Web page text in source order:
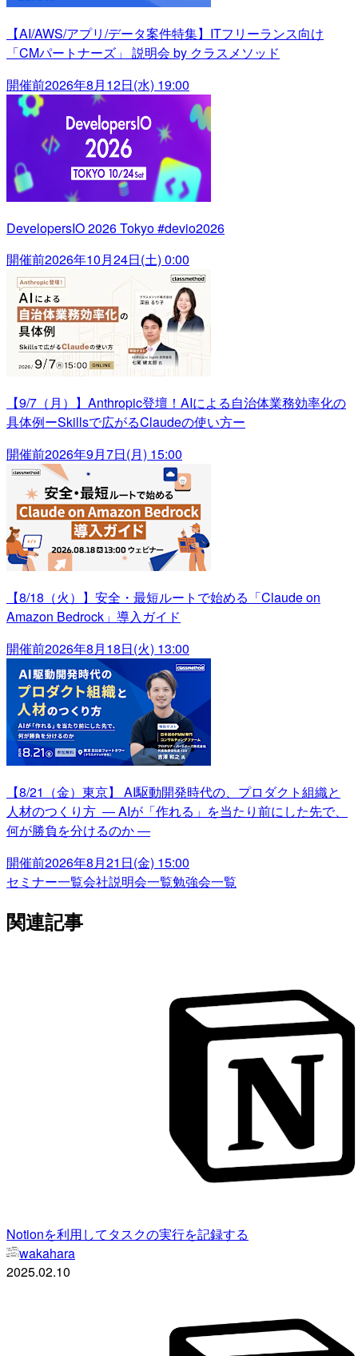
【AI/AWS/アプリ/データ案件特集】ITフリーランス向け
「CMパートナーズ」 説明会 by クラスメソッド
開催前2026年8月12日(水) 19:00
DevelopersIO 2026 Tokyo #devio2026
開催前2026年10月24日(土) 0:00
【9/7（月）】Anthropic登壇！AIによる自治体業務効率化の
具体例ーSkillsで広がるClaudeの使い方ー
開催前2026年9月7日(月) 15:00
【8/18（火）】安全・最短ルートで始める「Claude on
Amazon Bedrock」導入ガイド
開催前2026年8月18日(火) 13:00
【8/21（金）東京】 AI駆動開発時代の、プロダクト組織と
人材のつくり方 ― AIが「作れる」を当たり前にした先で、
何が勝負を分けるのか ―
開催前2026年8月21日(金) 15:00
セミナー一覧会社説明会一覧勉強会一覧
関連記事
Notionを利用してタスクの実行を記録する
wakahara
2025.02.10